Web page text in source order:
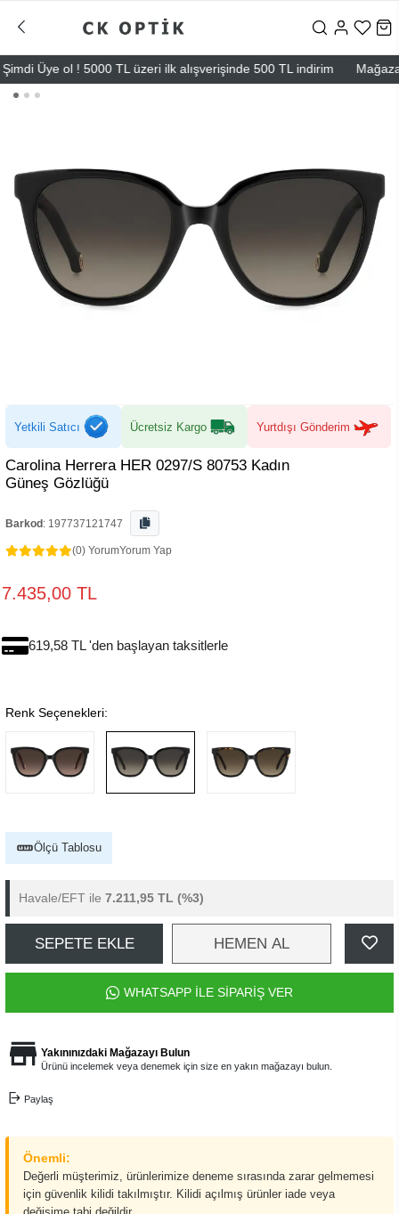
Üye ol ! 5000 TL üzeri ilk alışverişinde 500 TL indirim
Yetkili Satıcı Ücretsiz Kargo Yurtdışı Gönderim
Carolina Herrera HER 0297/S 80753 Kadın
Güneş Gözlüğü
Barkod : 197737121747
(0) YorumYorum Yap
7.435,00 TL
619,58 TL 'den başlayan taksitlerle
Renk Seçenekleri:
Ölçü Tablosu
Havale/EFT ile 7.211,95 TL (%3)
SEPETE EKLE HEMEN AL
WHATSAPP İLE SİPARİŞ VER
Yakınınızdaki Mağazayı Bulun
Ürünü incelemek veya denemek için size en yakın mağazayı bulun.
Paylaş
Önemli:
Değerli müşterimiz, ürünlerimize deneme sırasında zarar gelmemesi
için güvenlik kilidi takılmıştır. Kilidi açılmış ürünler iade veya